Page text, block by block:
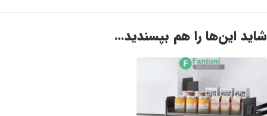
شاید این‌ها را هم بپسندید…